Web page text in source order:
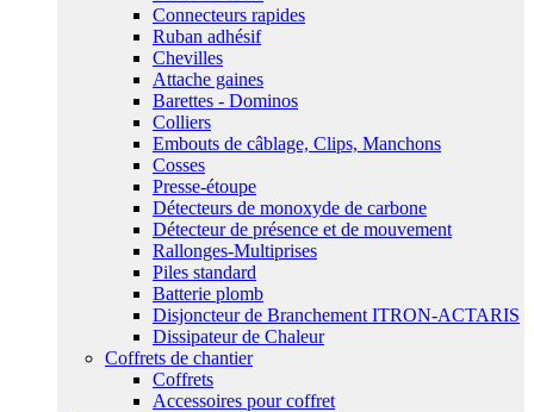
Connecteurs rapides
Ruban adhésif
Chevilles
Attache gaines
Barettes - Dominos
Colliers
Embouts de câblage, Clips, Manchons
Cosses
Presse-étoupe
Détecteurs de monoxyde de carbone
Détecteur de présence et de mouvement
Rallonges-Multiprises
Piles standard
Batterie plomb
Disjoncteur de Branchement ITRON-ACTARIS
Dissipateur de Chaleur
Coffrets de chantier
Coffrets
Accessoires pour coffret